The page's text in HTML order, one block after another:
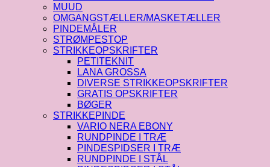
MUUD
OMGANGSTÆLLER/MASKETÆLLER
PINDEMÅLER
STRØMPESTOP
STRIKKEOPSKRIFTER
PETITEKNIT
LANA GROSSA
DIVERSE STRIKKEOPSKRIFTER
GRATIS OPSKRIFTER
BØGER
STRIKKEPINDE
VARIO NERA EBONY
RUNDPINDE I TRÆ
PINDESPIDSER I TRÆ
RUNDPINDE I STÅL